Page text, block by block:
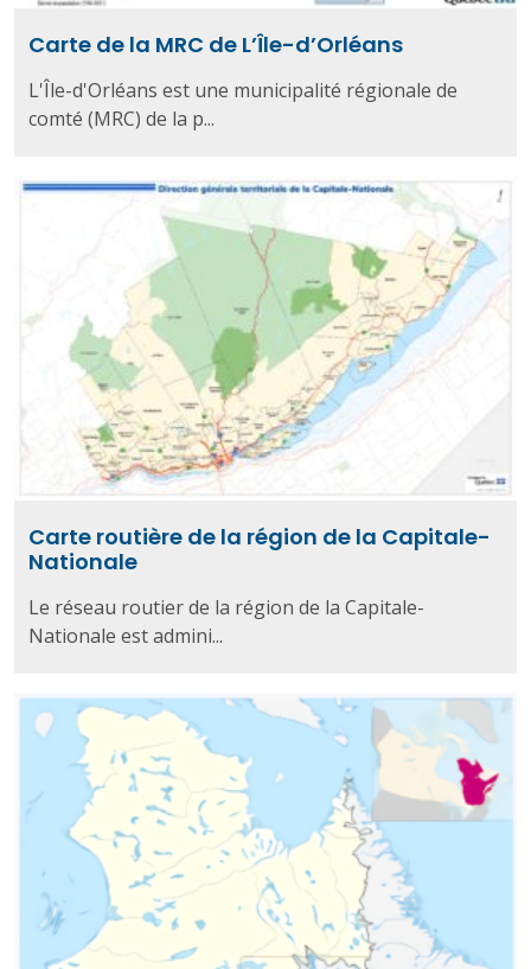
Carte de la MRC de L’Île-d’Orléans
L'Île-d'Orléans est une municipalité régionale de
comté (MRC) de la p...
Carte routière de la région de la Capitale-
Nationale
Le réseau routier de la région de la Capitale-
Nationale est admini...